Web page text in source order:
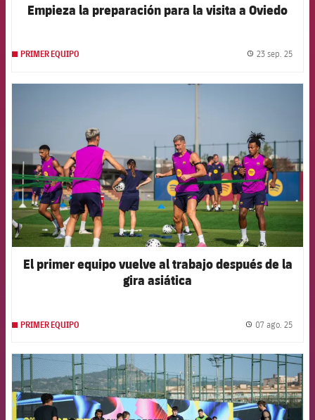
Empieza la preparación para la visita a Oviedo
PRIMER EQUIPO 23 sep. 25
El primer equipo vuelve al trabajo después de la
gira asiática
PRIMER EQUIPO 07 ago. 25
FCB Barcelona badge